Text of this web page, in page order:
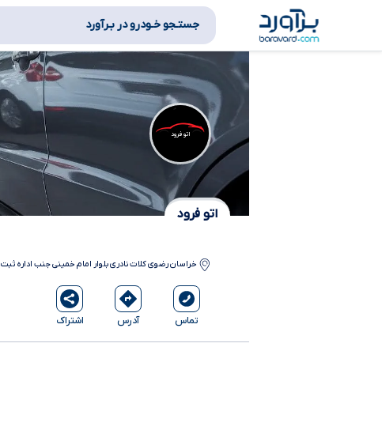
جستـجو خـودرو در بـرآورد
اتو فرود
اتو فرود
خراسان رضویکلات نادریبلوار امام خمینی جنب اداره ثبت
تماس آدرس اشتراک